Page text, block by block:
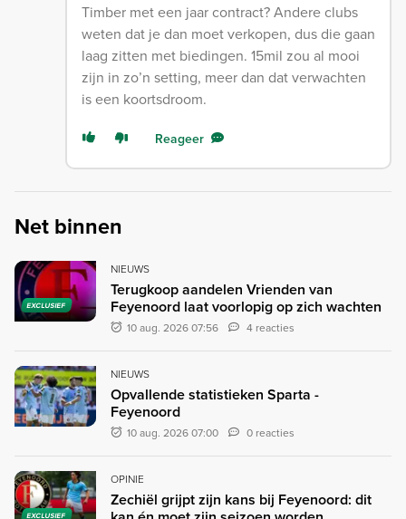
Timber met een jaar contract? Andere clubs
weten dat je dan moet verkopen, dus die gaan
laag zitten met biedingen. 15mil zou al mooi
zijn in zo’n setting, meer dan dat verwachten
is een koortsdroom.
Reageer
Net binnen
EXCLUSIEF
NIEUWS
Terugkoop aandelen Vrienden van
Feyenoord laat voorlopig op zich wachten
10 aug. 2026 07:56 4 reacties
NIEUWS
Opvallende statistieken Sparta -
Feyenoord
10 aug. 2026 07:00 0 reacties
EXCLUSIEF
OPINIE
Zechiël grijpt zijn kans bij Feyenoord: dit